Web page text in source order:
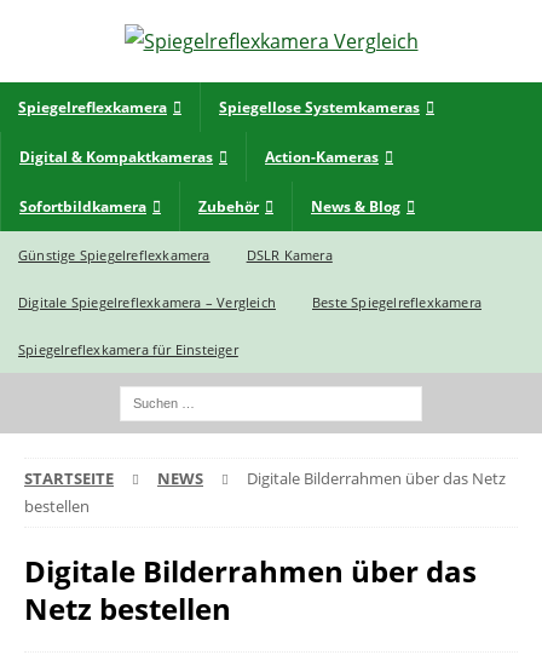
Spiegelreflexkamera Spiegellose Systemkameras
Digital & Kompaktkameras Action-Kameras
Sofortbildkamera Zubehör News & Blog
Günstige Spiegelreflexkamera DSLR Kamera
Digitale Spiegelreflexkamera – Vergleich Beste Spiegelreflexkamera
Spiegelreflexkamera für Einsteiger
STARTSEITE NEWS
Digitale Bilderrahmen über das Netz
bestellen
Digitale Bilderrahmen über das
Netz bestellen